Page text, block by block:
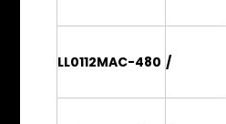
LL0112MAC-480 /